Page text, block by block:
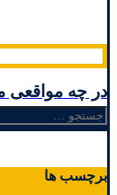
در چه مواقعی
جستجو
برای:
برچسب ها